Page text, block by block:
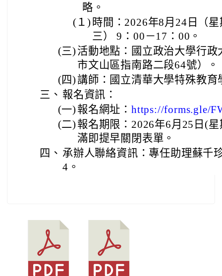
略。
(１) 時間：2026年8月24日（
三） 9：00－17：00。
(三) 活動地點：國立政治大學行
市文山區指南路二段64號）。
(四)講師：國立清華大學特殊教育
三、 報名資訊：
(一) 報名網址： https://forms.gle/
(二) 報名期限：2026年6月25日(
滿即提早關閉表單。
四、 承辦人聯絡資訊：專任助理蘇千
4。